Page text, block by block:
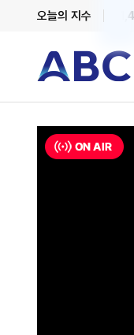
오늘의 지수
달러 1,417.90
ON AIR